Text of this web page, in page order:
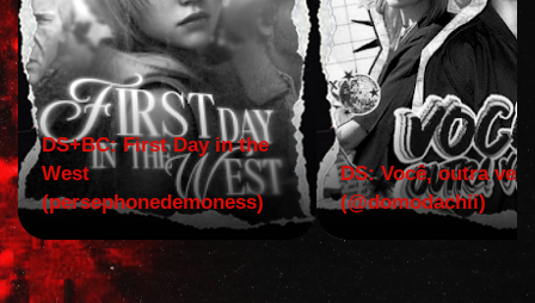
DS+BC: First Day in the
West
(persephonedemoness)
DS: Você, outra vez!
(@domodachii)